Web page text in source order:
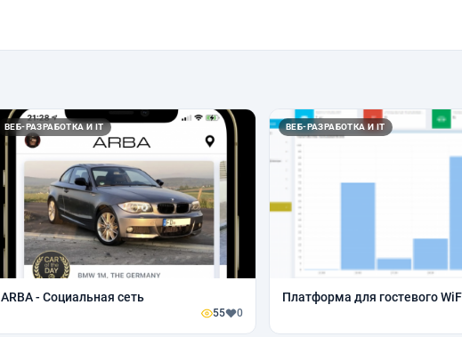
ВЕБ-РАЗРАБОТКА И IT
ARBA - Социальная сеть
55 0
ВЕБ-РАЗРАБОТКА И IT
Платформа для гостевого